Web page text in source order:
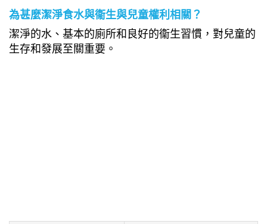
為甚麼潔淨食水與衞生與兒童權利相關？
潔淨的水、基本的廁所和良好的衞生習慣，對兒童的
生存和發展至關重要。